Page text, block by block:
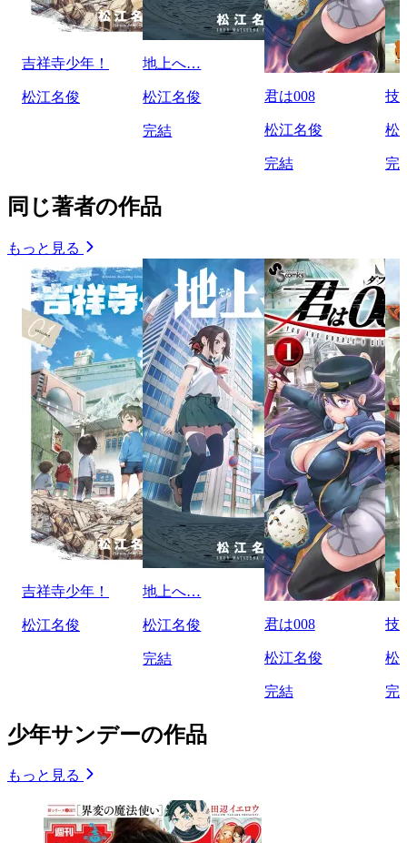
吉祥寺少年！
松江名俊
地上へ…
松江名俊
完結
君は008
松江名俊
完結
技
松
完
同じ著者の作品
もっと見る
吉祥寺少年！
松江名俊
地上へ…
松江名俊
完結
君は008
松江名俊
完結
技
松
完
少年サンデーの作品
もっと見る